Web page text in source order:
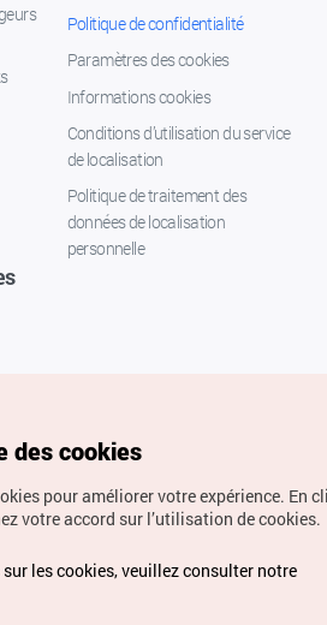
Politique de confidentialité
Paramètres des cookies
Informations cookies
Conditions d’utilisation du service
de localisation
Politique de traitement des
données de localisation
personnelle
National du Tourisme en Corée.
et demandes de renseignements,
des cookies
pour améliorer votre expérience. En
votre accord sur l’utilisation de cookies.
les cookies, veuillez consulter notre